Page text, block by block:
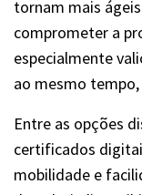
tornam mais
comprometer a
especialmente
ao mesmo
Entre as opções
certificados
mobilidade e